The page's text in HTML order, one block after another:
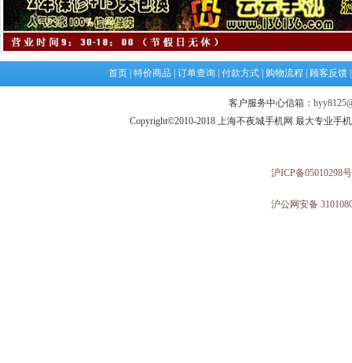
首页 特价商品 订单查询 付款方式 购物流程 顾客反馈
客户服务中心信箱：
Copyright©2010-2018 上海不夜城手机网 最大专业手
沪ICP备05010298号
沪公网安备